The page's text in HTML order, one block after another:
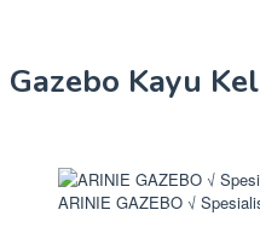
Gazebo Kayu
ARINIE GAZEBO √